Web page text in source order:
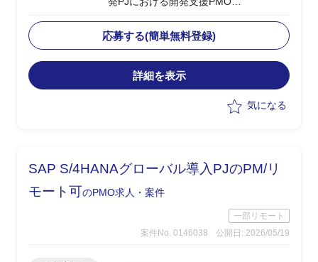
応支援ポジション
・複数POD間の開発調整および海外チー
ムとの英語での折衝
・データ移行・ITインフラ課題の対応支
・関連ドキュメントの作成および会議出
応募する(簡単無料登録)
詳細を表示
気になる
SAP S/4HANAグローバル導入PJのPM/リ
モート可のPMO求人・案件
一部リモート
案件No. 0146038
公開日: 2026/05/19